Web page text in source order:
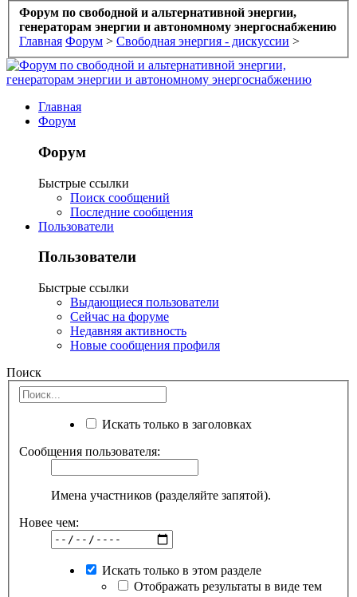
Форум по свободной и альтернативной энергии,
генераторам энергии и автономному энергоснабжению
Главная Форум > Свободная энергия - дискуссии >
Главная
Форум
Форум
Быстрые ссылки
Поиск сообщений
Последние сообщения
Пользователи
Пользователи
Быстрые ссылки
Выдающиеся пользователи
Сейчас на форуме
Недавняя активность
Новые сообщения профиля
Поиск
Искать только в заголовках
Сообщения пользователя:
Имена участников (разделяйте запятой).
Новее чем:
Искать только в этом разделе
Отображать результаты в виде тем